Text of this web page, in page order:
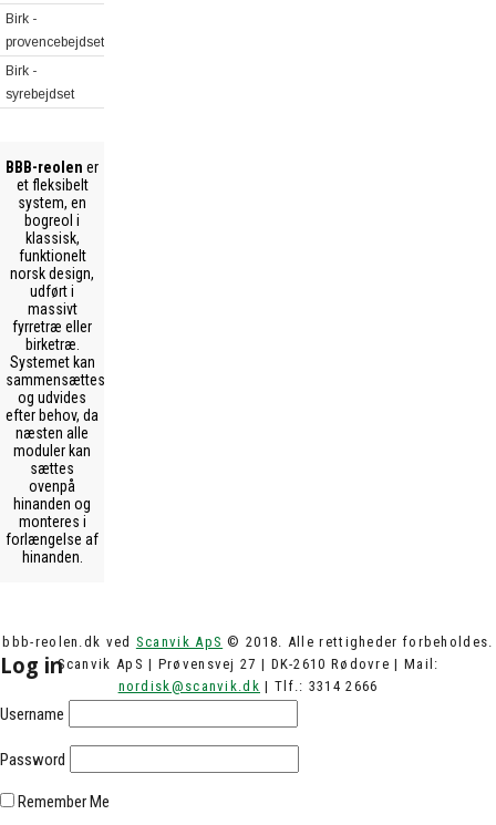
Birk -
provencebejdset
Birk -
syrebejdset
BBB-reolen er
et fleksibelt
system, en
bogreol i
klassisk,
funktionelt
norsk design,
udført i
massivt
fyrretræ eller
birketræ.
Systemet kan
sammensættes
og udvides
efter behov, da
næsten alle
moduler kan
sættes
ovenpå
hinanden og
monteres i
forlængelse af
hinanden.
bbb-reolen.dk ved Scanvik ApS © 2018. Alle rettigheder forbeholdes.
Scanvik ApS | Prøvensvej 27 | DK-2610 Rødovre | Mail:
nordisk@scanvik.dk | Tlf.: 3314 2666
Log in
Username
Password
Remember Me